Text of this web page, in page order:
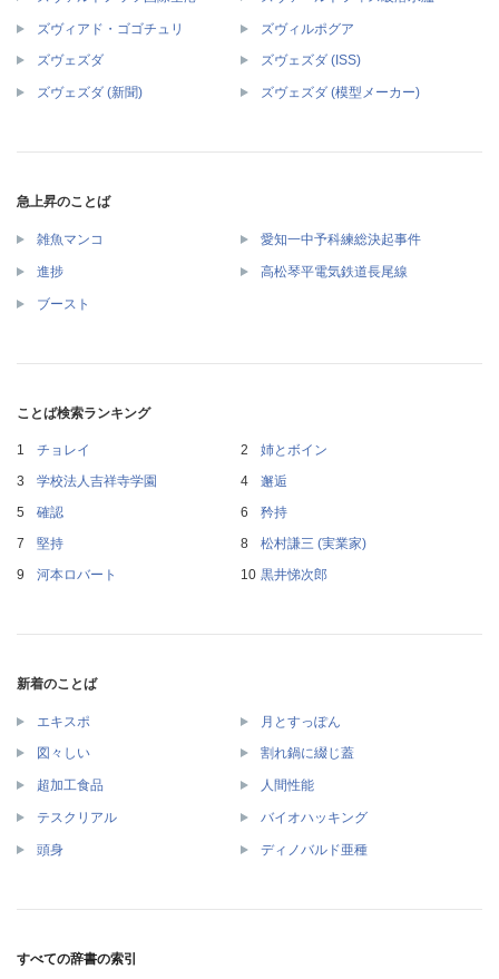
ズヴィアド・ゴゴチュリ ズヴィルポグア
ズヴェズダ ズヴェズダ (ISS)
ズヴェズダ (新聞) ズヴェズダ (模型メーカー)
急上昇のことば
雑魚マンコ 愛知一中予科練総決起事件
進捗 高松琴平電気鉄道長尾線
ブースト
ことば検索ランキング
チョレイ
姉とボイン
学校法人吉祥寺学園
邂逅
確認
矜持
堅持
松村謙三 (実業家)
河本ロバート
黒井悌次郎
新着のことば
エキスポ 月とすっぽん
図々しい 割れ鍋に綴じ蓋
超加工食品 人間性能
テスクリアル バイオハッキング
頭身 ディノバルド亜種
すべての辞書の索引